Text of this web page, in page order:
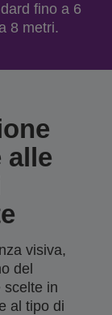
fino a 6
8 metri.
alle
visiva,
del
scelte in
al tipo di